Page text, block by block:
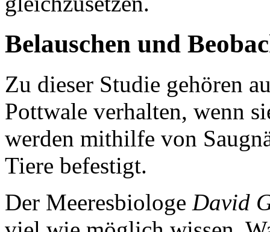
Belauschen und
Zu dieser Studie gehören
Pottwale verhalten, wenn
werden mithilfe von
Tiere befestigt.
Der Meeresbiologe David